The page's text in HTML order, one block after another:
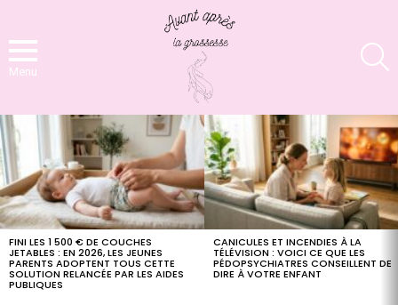
Menu
LATEST
STORIES
FINI LES 1 500 € DE COUCHES
JETABLES : EN 2026, LES JEUNES
PARENTS ADOPTENT TOUS CETTE
SOLUTION RELANCÉE PAR LES AIDES
PUBLIQUES
CANICULES ET INCENDIES À LA
TÉLÉVISION : VOICI CE QUE LES
PÉDOPSYCHIATRES CONSEILLENT DE
DIRE À VOTRE ENFANT